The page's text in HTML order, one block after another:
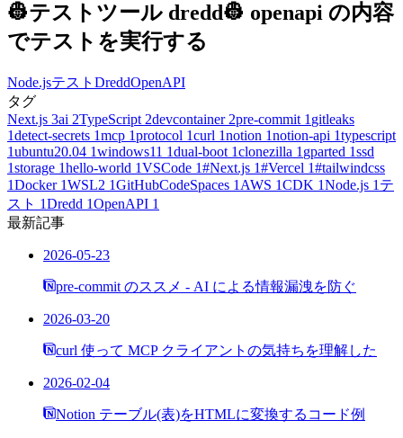
👷テストツール dredd👷 openapi の内容
でテストを実行する
Node.jsテスト DreddOpenAPI
タグ
Next.js 3ai 2TypeScript 2devcontainer 2pre-commit 1 gitleaks
1detect-secrets 1mcp 1protocol 1curl 1notion 1notion-api 1typescript
1ubuntu20.04 1windows11 1dual-boot 1clonezilla 1 gparted 1ssd
1storage 1hello-world 1VSCode 1#Next.js 1#Vercel 1#tailwindcss
1Docker 1WSL2 1GitHubCodeSpaces 1 AWS 1CDK 1Node.js 1 テ
スト 1Dredd 1OpenAPI 1
最新記事
2026-05-23
pre-commit のススメ - AI による情報漏洩を防ぐ
2026-03-20
curl 使って MCP クライアントの気持ちを理解した
2026-02-04
Notion テーブル(表)をHTMLに変換するコード例